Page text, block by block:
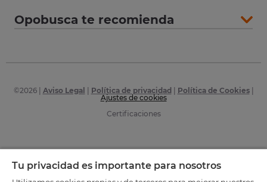
Opobusca te recomienda
©2026| Aviso Legal Política de privacidad Política de Cookies|
Ajustes de cookies
Certificaciones
Tu privacidad es importante para nosotros